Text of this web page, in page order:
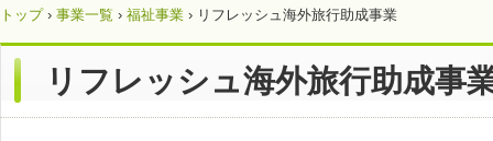
トップ › 事業一覧 › 福祉事業 › リフレッシュ海外旅行助成事業
リフレッシュ海外旅行助成事